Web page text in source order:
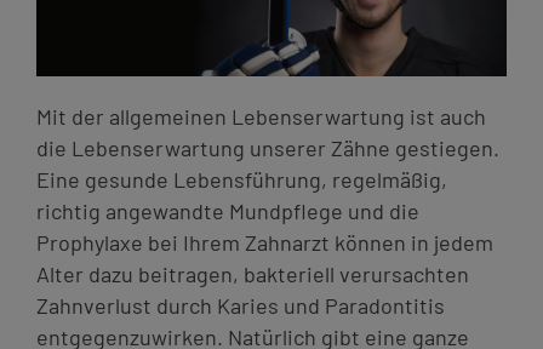
Mit der allgemeinen Lebenserwartung ist auch
die Lebenserwartung unserer Zähne gestiegen.
Eine gesunde Lebensführung, regelmäßig,
richtig angewandte Mundpflege und die
Prophylaxe bei Ihrem Zahnarzt können in jedem
Alter dazu beitragen, bakteriell verursachten
Zahnverlust durch Karies und Paradontitis
entgegenzuwirken. Natürlich gibt eine ganze